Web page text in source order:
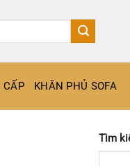
CẤP KHĂN PHỦ SOFA
Tìm